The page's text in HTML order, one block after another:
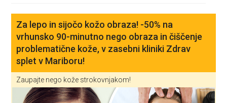
Za lepo in sijočo kožo obraza! -50% na
vrhunsko 90-minutno nego obraza in čiščenje
problematične kože, v zasebni kliniki Zdrav
splet v Mariboru!
Zaupajte nego kože strokovnjakom!